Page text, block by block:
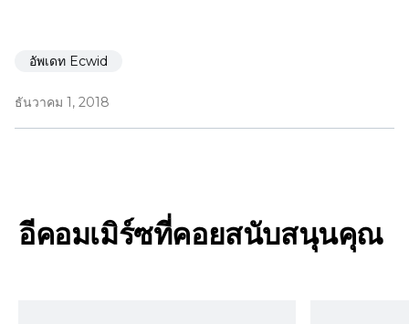
อัพเดท Ecwid
ธันวาคม 1, 2018
อีคอมเมิร์ซที่คอยสนับสนุนคุณ